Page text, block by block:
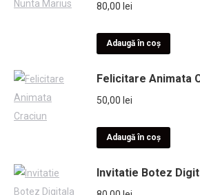
80,00 lei
Adaugă în coș
Felicitare Animata
50,00 lei
Adaugă în coș
Invitatie Botez